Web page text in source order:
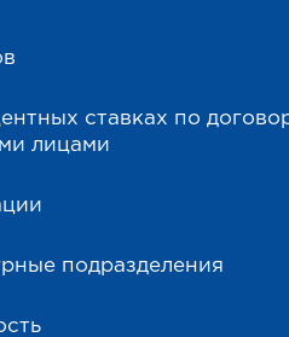
ставках по
лицами
подразделения